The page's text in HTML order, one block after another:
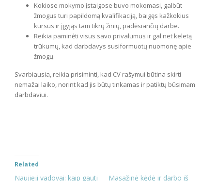
Kokiose mokymo įstaigose buvo mokomasi, galbūt
žmogus turi papildomą kvalifikaciją, baigęs kažkokius
kursus ir įgyjąs tam tikrų žinių, padėsiančių darbe.
Reikia paminėti visus savo privalumus ir gal net keletą
trūkumų, kad darbdavys susiformuotų nuomonę apie
žmogų.
Svarbiausia, reikia prisiminti, kad CV rašymui būtina skirti
nemažai laiko, norint kad jis būtų tinkamas ir patiktų būsimam
darbdaviui.
Related
Naujieji vadovai: kaip gauti Masažinė kėdė ir darbo iš